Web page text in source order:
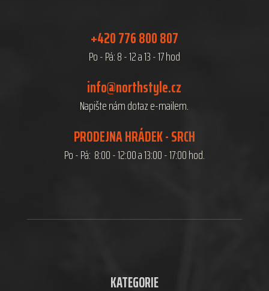
+420 776 800 807
Po - Pá: 8 - 12 a 13 - 17 hod
info@northstyle.cz
Napište nám dotaz e-mailem.
PRODEJNA HRÁDEK - SRCH
Po - Pá: 8:00 - 12:00 a 13:00 - 17:00 hod.
KATEGORIE